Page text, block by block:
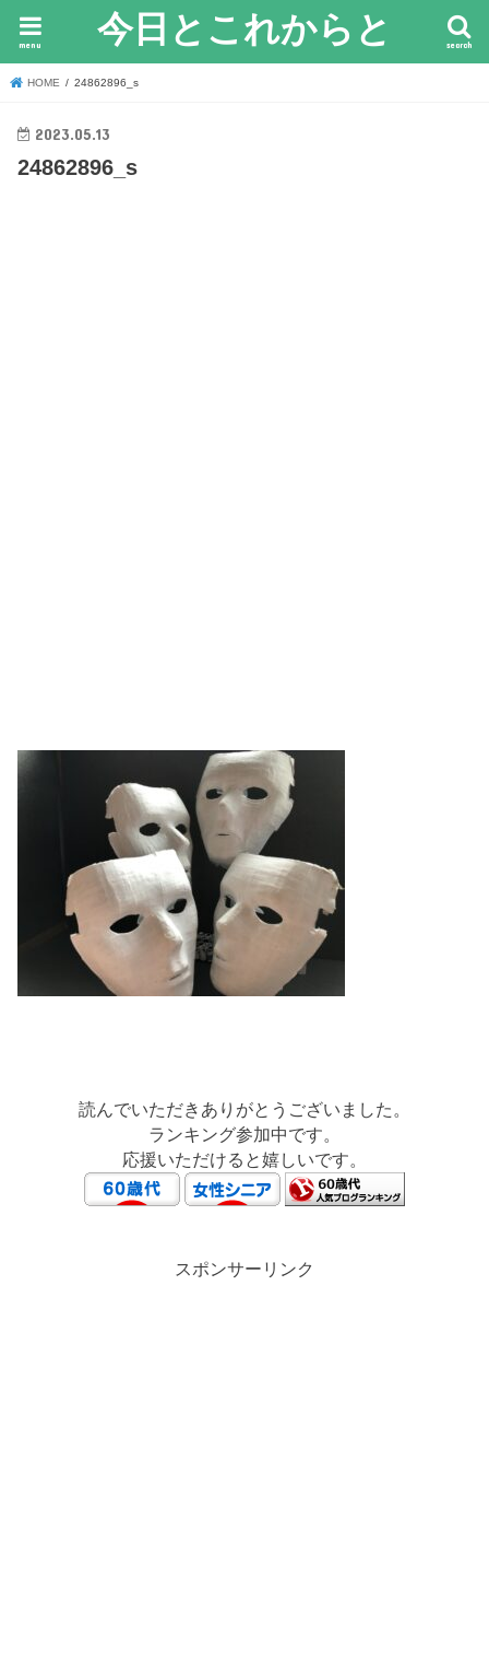
今日とこれからと search
menu
HOME 24862896_s
2023.05.13
24862896_s
読んでいただきありがとうございました。
ランキング参加中です。
応援いただけると嬉しいです。
スポンサーリンク